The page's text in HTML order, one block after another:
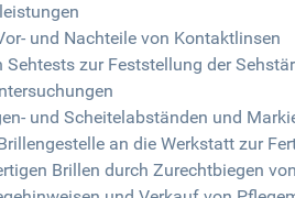
und Nachteile von Kontaktlinsen
zur Feststellung der
und Scheitelabständen und
an die Werkstatt zur
Brillen durch Zurechtbiegen